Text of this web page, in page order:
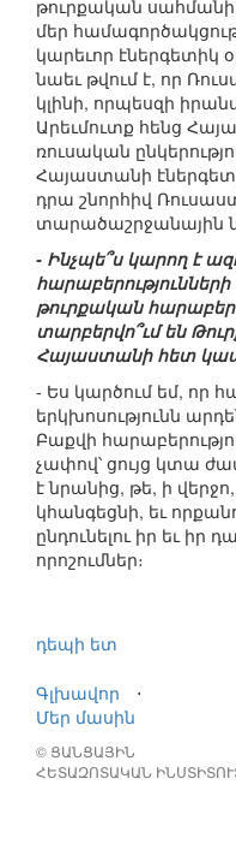
թուրքական սահմանի
մեր
կարեւոր էներգետիկ
նաեւ թվում է, որ
կլինի, որպեսզի
Արեւմուտք հենց
ռուսական
Հայաստանի
դրա շնորհիվ
տարածաշրջանային
- Ինչպե՞ս կարող է
թուրքական
տարբերվո՞ւմ են
Հայաստանի հետ
- Ես կարծում եմ, որ
երկխոսությունն
Բաքվի
չափով՝ ցույց կտա
է նրանից, թե, ի
կհանգեցնի, եւ
ընդունելու իր եւ
որոշումներ։
դեպի ետ
Գլխավոր
⋅
Մեր մասին
© ՑԱՆՑԱՅԻՆ
ՀԵՏԱԶՈՏԱԿԱՆ